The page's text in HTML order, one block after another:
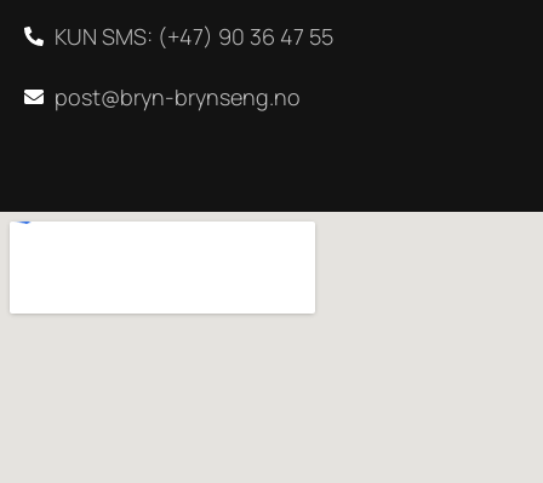
KUN SMS: (+47) 90 36 47 55
post@bryn-brynseng.no